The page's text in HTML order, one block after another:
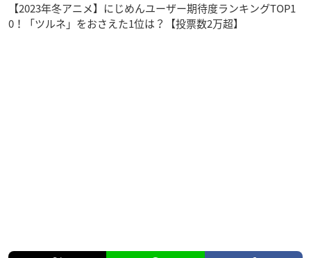
【2023年冬アニメ】にじめんユーザー期待度ランキングTOP1
0！「ツルネ」をおさえた1位は？【投票数2万超】